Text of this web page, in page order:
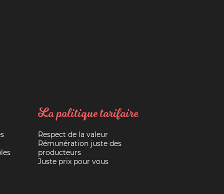
La politique tarifaire
Respect de la valeur
Rémunération juste des
producteurs
Juste prix pour vous